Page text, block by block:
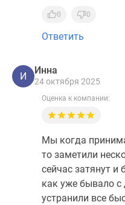
0 0
Ответить
И
Инна
24 октября 2025
Оценка к компании:
Мы когда
то заметили
сейчас затянут и
как уже бывало с
устранили все